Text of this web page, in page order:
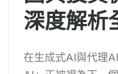
深度解析
在生成式AI與代理